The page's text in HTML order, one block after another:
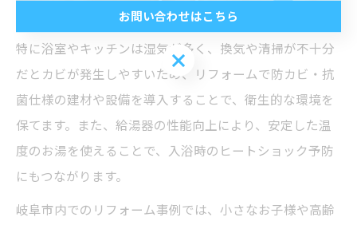
特に浴室やキッチンは湿気が多く、換気や清掃が不十分
だとカビが発生しやすいため、リフォームで防カビ・抗
菌仕様の建材や設備を導入することで、衛生的な環境を
保てます。また、給湯器の性能向上により、安定した温
度のお湯を使えることで、入浴時のヒートショック予防
にもつながります。
岐阜市内でのリフォーム事例では、小さなお子様や高齢
お問い合わせはこちら
お問い合わせはこちら